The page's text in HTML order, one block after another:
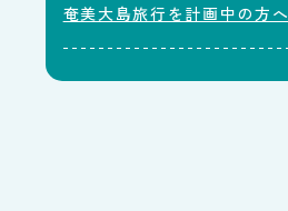
奄美大島旅行を計画中の方へ